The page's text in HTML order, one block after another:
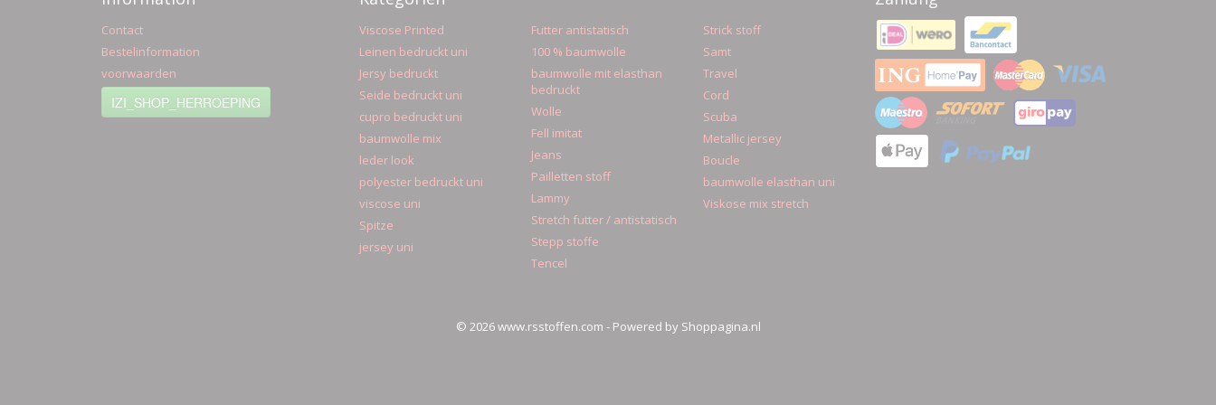
Contact
Bestelinformation
voorwaarden
IZI_SHOP_HERROEPING
Viscose Printed
Leinen bedruckt uni
Jersy bedruckt
Seide bedruckt uni
cupro bedruckt uni
baumwolle mix
leder look
polyester bedruckt uni
viscose uni
Spitze
jersey uni
Futter antistatisch
100 % baumwolle
baumwolle mit elasthan
bedruckt
Wolle
Fell imitat
Jeans
Pailletten stoff
Lammy
Stretch futter / antistatisch
Stepp stoffe
Tencel
Strick stoff
Samt
Travel
Cord
Scuba
Metallic jersey
Boucle
baumwolle elasthan uni
Viskose mix stretch
© 2026 www.rsstoffen.com - Powered by Shoppagina.nl